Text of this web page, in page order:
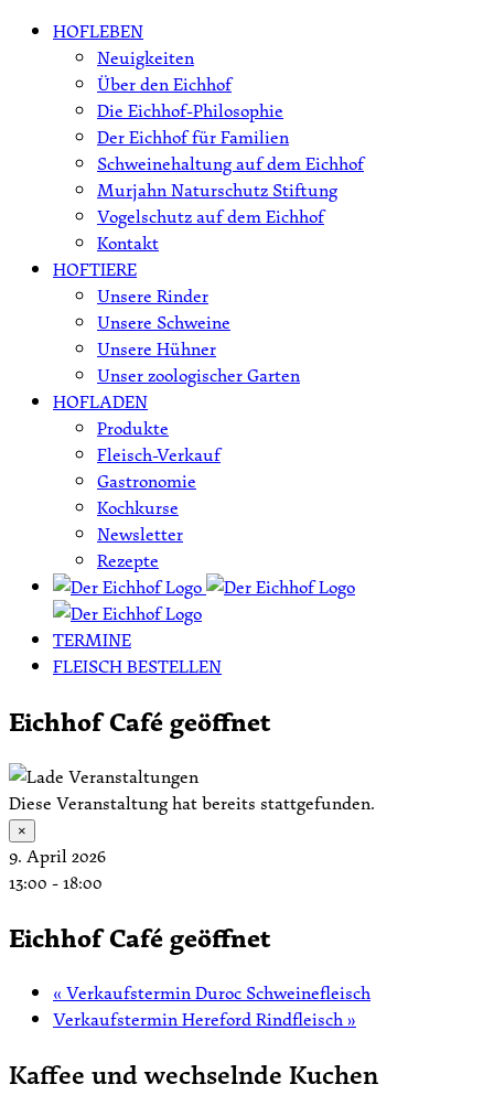
Skip HOFLEBEN
Neuigkeiten
Über den Eichhof
Die Eichhof-Philosophie
Der Eichhof für Familien
Schweinehaltung auf dem Eichhof
Murjahn Naturschutz Stiftung
Vogelschutz auf dem Eichhof
Kontakt
HOFTIERE
Unsere Rinder
Unsere Schweine
Unsere Hühner
Unser zoologischer Garten
HOFLADEN
Produkte
Fleisch-Verkauf
Gastronomie
Kochkurse
Newsletter
Rezepte
TERMINE
FLEISCH BESTELLEN
Eichhof Café geöffnet
Diese Veranstaltung hat bereits stattgefunden.
×
9. April 2026
13:00 -18:00
Eichhof Café geöffnet
« Verkaufstermin Duroc Schweinefleisch
Verkaufstermin Hereford Rindfleisch»
Kaffee und wechselnde Kuchen